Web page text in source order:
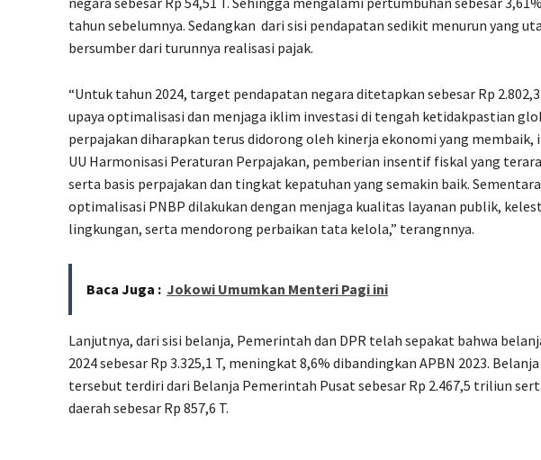
tahun sebelumnya. Sedangkan dari sisi pendapatan sedikit menurun yang
bersumber dari turunnya realisasi pajak.
“Untuk tahun 2024, target pendapatan negara ditetapkan sebesar Rp
upaya optimalisasi dan menjaga iklim investasi di tengah ketidakpastian
perpajakan diharapkan terus didorong oleh kinerja ekonomi yang
UU Harmonisasi Peraturan Perpajakan, pemberian insentif fiskal yang
serta basis perpajakan dan tingkat kepatuhan yang semakin baik.
optimalisasi PNBP dilakukan dengan menjaga kualitas layanan publik,
lingkungan, serta mendorong perbaikan tata kelola,” terangnnya.
Baca Juga : Jokowi Umumkan Menteri Pagi ini
Lanjutnya, dari sisi belanja, Pemerintah dan DPR telah sepakat bahwa
2024 sebesar Rp 3.325,1 T, meningkat 8,6% dibandingkan APBN 2023.
tersebut terdiri dari Belanja Pemerintah Pusat sebesar Rp 2.467,5 triliun
daerah sebesar Rp 857,6 T.